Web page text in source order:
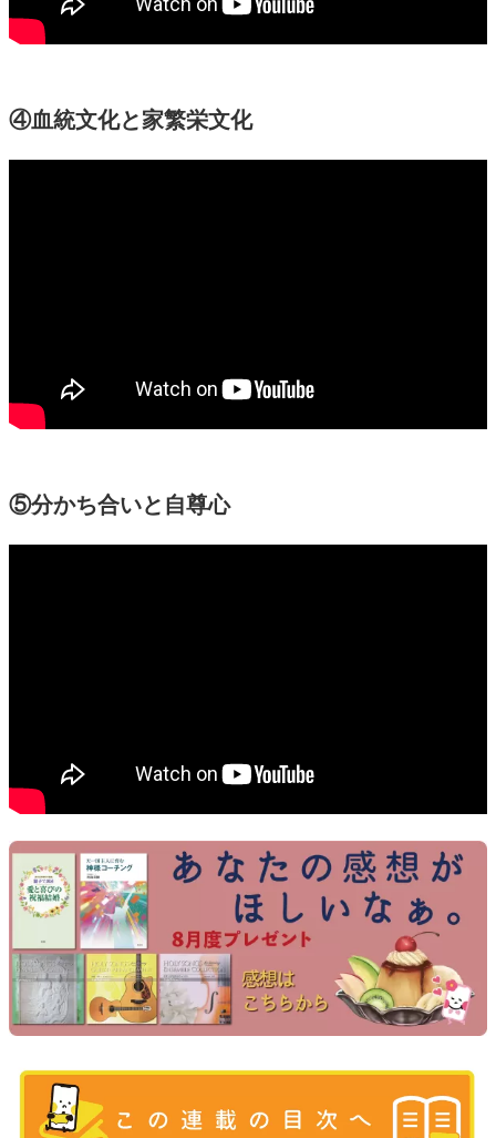
④血統文化と家繁栄文化
⑤分かち合いと自尊心